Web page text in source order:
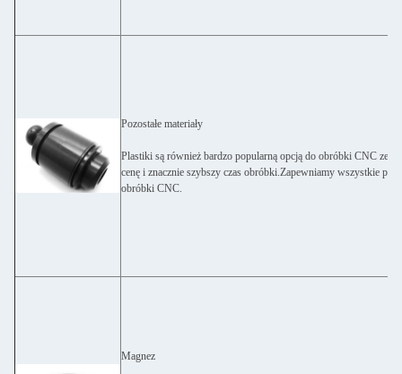
Pozostałe materiały
Plastiki są również bardzo popularną opcją do obróbki CNC ze
cenę i znacznie szybszy czas obróbki.Zapewniamy wszystkie
obróbki CNC.
Magnez